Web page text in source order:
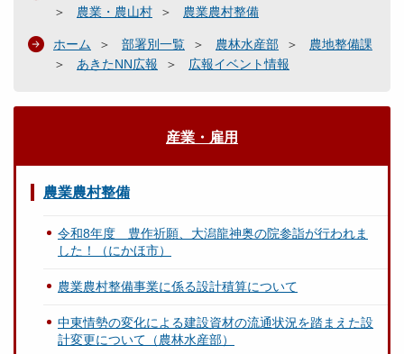
農業・農山村
農業農村整備
ホーム 部署別一覧 農林水産部
農地整備課
あきたNN広報
広報イベント情報
産業・雇用
農業農村整備
令和8年度 豊作祈願、大潟龍神奥の院参詣が行われま
した！（にかほ市）
農業農村整備事業に係る設計積算について
中東情勢の変化による建設資材の流通状況を踏まえた設
計変更について（農林水産部）